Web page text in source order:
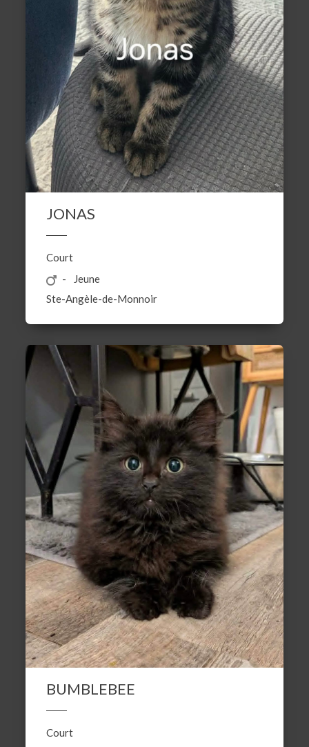
JONAS
Court
Jeune
Ste-Angèle-de-Monnoir
BUMBLEBEE
Court